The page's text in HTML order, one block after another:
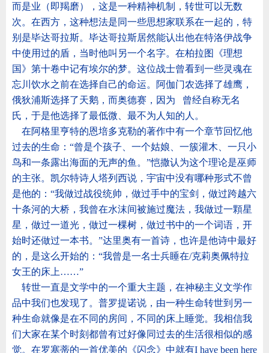
而是业（即羯磨），这是一种精神机制，转世可以无数
次。在西方，这种想法是同一些思想家联系在一起的，特
别是毕达哥拉斯。毕达哥拉斯居然能认出他在特洛伊战争
中使用过的盾，当时他叫另一个名字。在柏拉图《理想
国》第十卷中记有埃尔的梦。这位战士曾看到一些灵魂在
忘川饮水之前在选择自己的命运。阿伽门农选择了雄鹰，
俄狄浦斯选择了天鹅，而奥德赛，因为
曾经自称无名
氏，于是他选择了最低微、最不为人知的人。
在阿格里亨特的恩培多克勒的著作中有一个章节回忆他
过去的生命： “曾是个孩子、一个姑娘、一簇灌木、一只小
鸟和一条露出海面的无声的鱼。 ”恺撒认为这个理论是巫师
的主张。凯尔特诗人塔列西说，宇宙中没有哪种形式不曾
是他的： “我做过战役统帅，做过手中的宝剑，做过跨越六
十条河的大桥，我曾在水沫间被施过魔法，我做过一顆星
星，做过一道光，做过一棵树，做过书中的一个词语，开
始时还做过一本书。 ”达里奥有一首诗，也许是他诗中最好
的，是这么开始的： “我曾是一名士兵睡在/克莉奥佩特拉
女王的床上……”
转世一直是文学中的一个重大主题，在神秘主义文学作
品中我们也发现了。普罗提诺说，由一种生命转世到另一
种生命就像是在不同的房间，不同的床上睡觉。我相信我
们大家在某个时刻都曾有过好像同过去的生活很相似的感
觉。在罗塞蒂的一首优美的《闪念》中就有I have been here